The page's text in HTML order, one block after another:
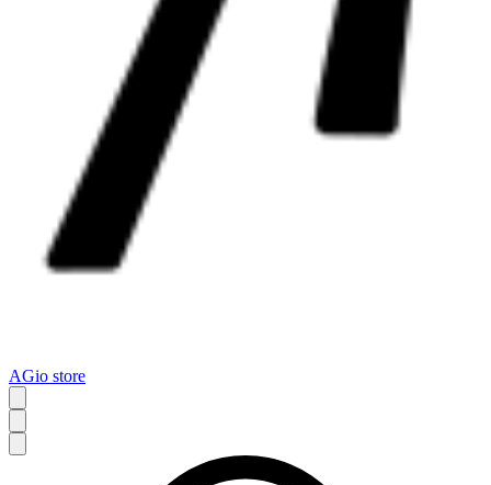
AGio store